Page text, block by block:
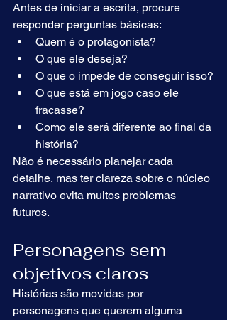
Antes de iniciar a escrita, procure
responder perguntas básicas:
Quem é o protagonista?
O que ele deseja?
O que o impede de conseguir isso?
O que está em jogo caso ele
fracasse?
Como ele será diferente ao final da
história?
Não é necessário planejar cada
detalhe, mas ter clareza sobre o núcleo
narrativo evita muitos problemas
futuros.
Personagens sem
objetivos claros
Histórias são movidas por
personagens que querem alguma